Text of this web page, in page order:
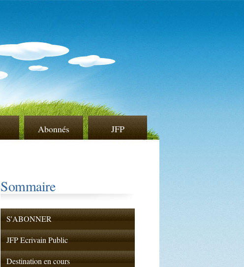
Abonnés JFP
Sommaire
S'ABONNER
JFP Ecrivain Public
Destination en cours